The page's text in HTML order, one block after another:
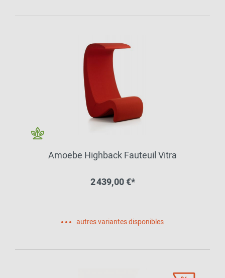
Amoebe Highback Fauteuil Vitra
2 439,00 €*
autres variantes disponibles